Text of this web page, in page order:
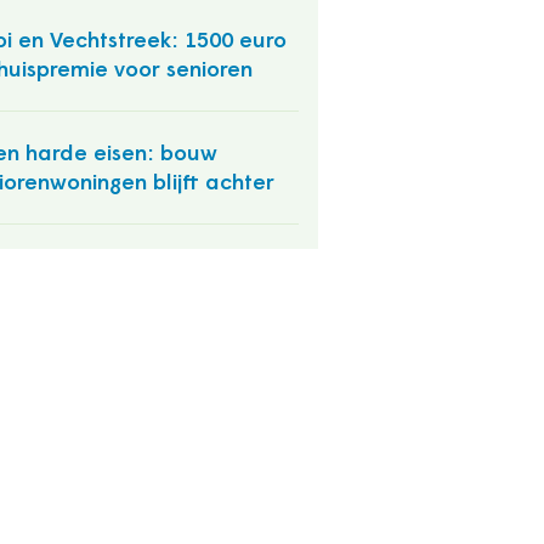
en Vechtstreek: 1500 euro
voor senioren
harde eisen: bouw
blijft achter